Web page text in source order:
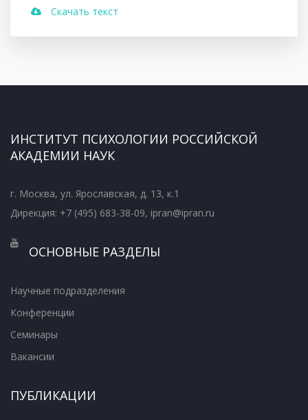
Скачать текст
ИНСТИТУТ ПСИХОЛОГИИ РОССИЙСКОЙ
АКАДЕМИИ НАУК
г. Москва, ул. Ярославская, д. 13, к.1
Дирекция: +7 (495) 683-38-09, ipran@ipran.ru
ОСНОВНЫЕ РАЗДЕЛЫ
Научные подразделения
Конференции
Семинары
Вакансии
ПУБЛИКАЦИИ